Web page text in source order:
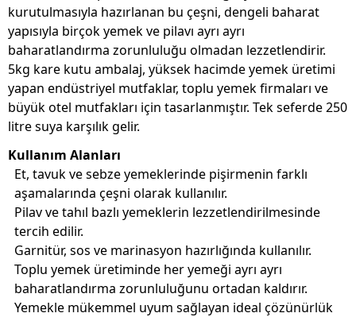
kurutulmasıyla hazırlanan bu çeşni, dengeli baharat
yapısıyla birçok yemek ve pilavı ayrı ayrı
baharatlandırma zorunluluğu olmadan lezzetlendirir.
5kg kare kutu ambalaj, yüksek hacimde yemek üretimi
yapan endüstriyel mutfaklar, toplu yemek firmaları ve
büyük otel mutfakları için tasarlanmıştır. Tek seferde 250
litre suya karşılık gelir.
Kullanım Alanları
Et, tavuk ve sebze yemeklerinde pişirmenin farklı
aşamalarında çeşni olarak kullanılır.
Pilav ve tahıl bazlı yemeklerin lezzetlendirilmesinde
tercih edilir.
Garnitür, sos ve marinasyon hazırlığında kullanılır.
Toplu yemek üretiminde her yemeği ayrı ayrı
baharatlandırma zorunluluğunu ortadan kaldırır.
Yemekle mükemmel uyum sağlayan ideal çözünürlük